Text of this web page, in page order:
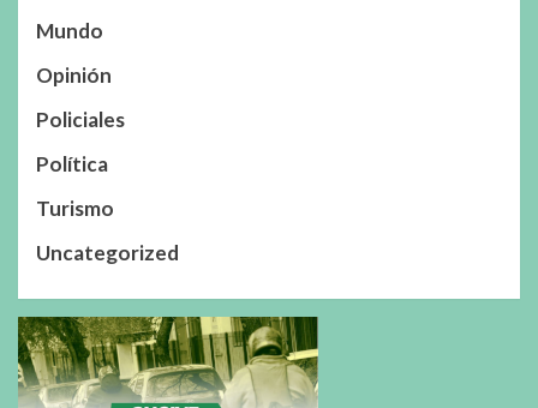
Mundo
Opinión
Policiales
Política
Turismo
Uncategorized